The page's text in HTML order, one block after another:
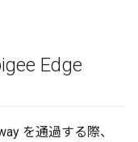
Edge
を通過する際、